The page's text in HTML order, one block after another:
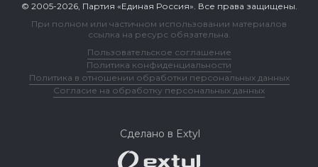
© 2005-2026, Партия «Единая Россия». Все права защищены.
При полном или частичном использовании материалов
ссылка на ресурс обязательна.
Пользовательское соглашение
Политика конфиденциальности
Политика в отношении обработки персональных данных
Согласие на обработку персональных данных
Сделано в Extyl